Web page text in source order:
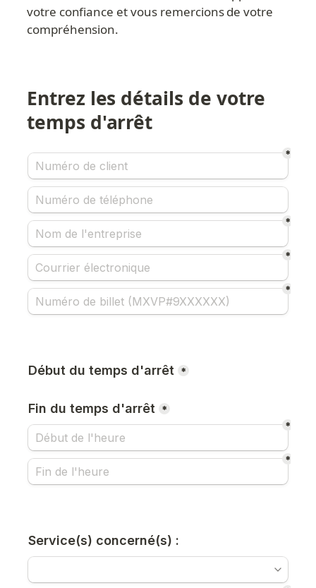
votre confiance et vous remercions de votre
compréhension.
Entrez les détails de votre
temps d'arrêt